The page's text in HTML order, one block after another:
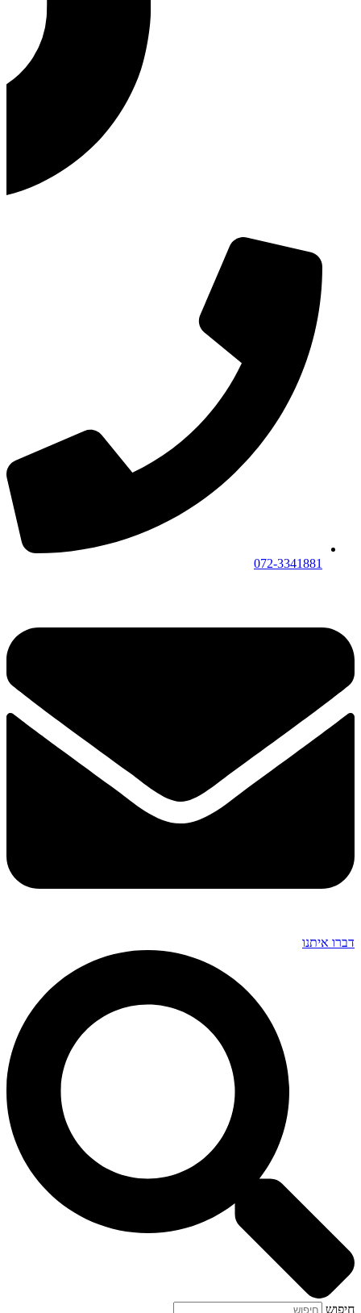
072-3341881
דברו איתנו
חיפוש